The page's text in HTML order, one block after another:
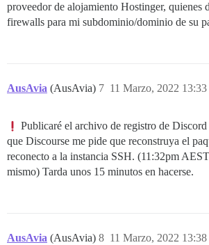
proveedor de alojamiento Hostinger, quienes
firewalls para mi subdominio/dominio de su
AusAvia (AusAvia) 11 Marzo, 2022 13:33
7
Publicaré el archivo de registro de
que Discourse me pide que reconstruya el
reconecto a la instancia SSH. (11:32pm
mismo) Tarda unos 15 minutos en hacerse.
AusAvia (AusAvia) 11 Marzo, 2022 13:38
8